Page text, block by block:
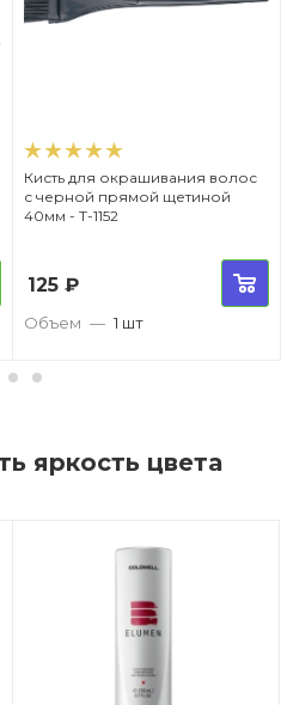
Кисть для окрашивания волос
с черной прямой щетиной
40мм - T-1152
125 ₽
Объем — 1 шт
яркость цвета